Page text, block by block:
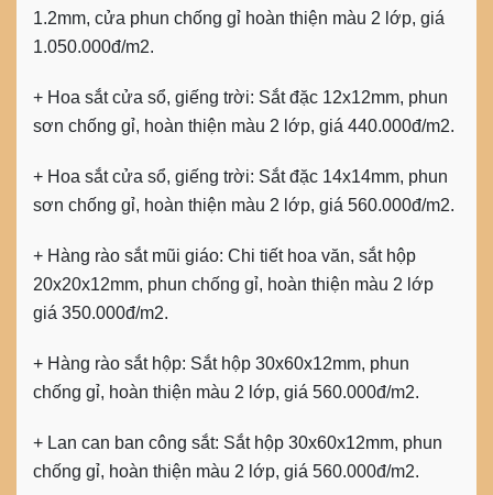
1.2mm, cửa phun chống gỉ hoàn thiện màu 2 lớp, giá
1.050.000đ/m2.
+ Hoa sắt cửa sổ, giếng trời: Sắt đặc 12x12mm, phun
sơn chống gỉ, hoàn thiện màu 2 lớp, giá 440.000đ/m2.
+ Hoa sắt cửa sổ, giếng trời: Sắt đặc 14x14mm, phun
sơn chống gỉ, hoàn thiện màu 2 lớp, giá 560.000đ/m2.
+ Hàng rào sắt mũi giáo: Chi tiết hoa văn, sắt hộp
20x20x12mm, phun chống gỉ, hoàn thiện màu 2 lớp
giá 350.000đ/m2.
+ Hàng rào sắt hộp: Sắt hộp 30x60x12mm, phun
chống gỉ, hoàn thiện màu 2 lớp, giá 560.000đ/m2.
+ Lan can ban công sắt: Sắt hộp 30x60x12mm, phun
chống gỉ, hoàn thiện màu 2 lớp, giá 560.000đ/m2.